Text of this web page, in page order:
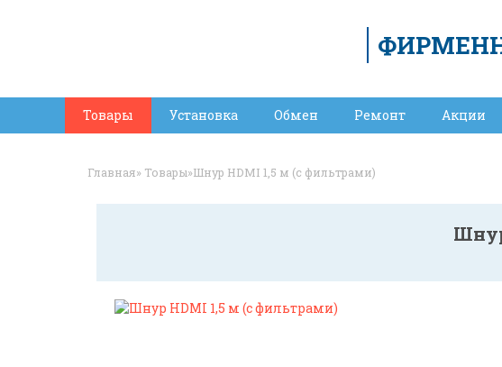
Товары Установка Обмен Ремонт Акции
Главная» Товары»Шнур HDMI 1,5 м (c фильтрами)